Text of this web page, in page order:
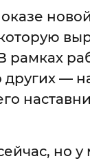
других —
но